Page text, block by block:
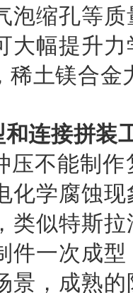
泡缩孔等
大幅提升
稀土镁合金
连接拼装
不能制作
化学腐蚀
类似特斯
件一次成
景，成熟